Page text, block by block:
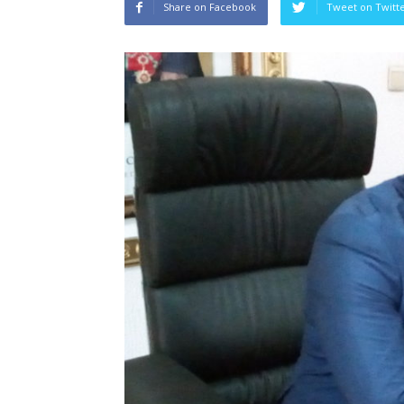
Share on Facebook Tweet on